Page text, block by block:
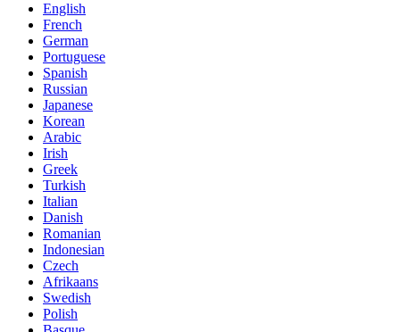
English
French
German
Portuguese
Spanish
Russian
Japanese
Korean
Arabic
Irish
Greek
Turkish
Italian
Danish
Romanian
Indonesian
Czech
Afrikaans
Swedish
Polish